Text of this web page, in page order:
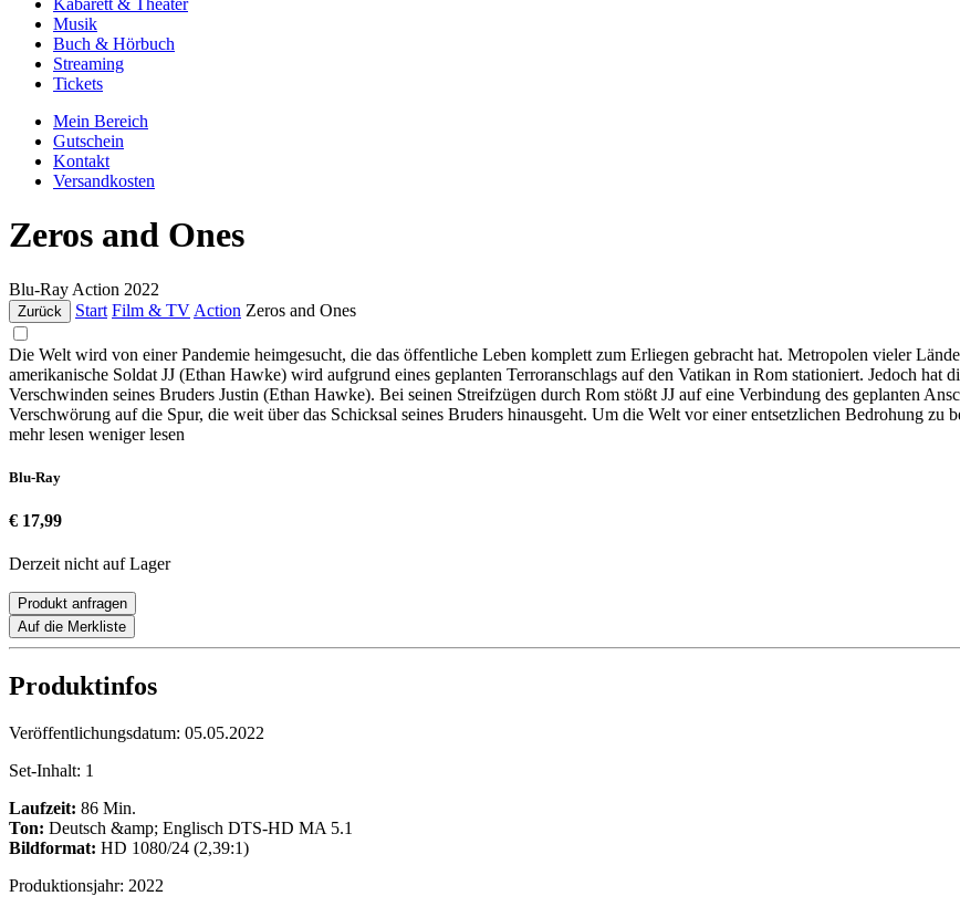
Kabarett & Theater
Musik
Buch & Hörbuch
Streaming
Tickets
Mein Bereich
Gutschein
Kontakt
Versandkosten
Zeros and Ones
Blu-Ray Action 2022
Zurück Start Film & TV Action Zeros and Ones
Die Welt wird von einer Pandemie heimgesucht, die das öffentliche Leben komplett zum Erliegen gebracht hat. Metropolen vieler
amerikanische Soldat JJ (Ethan Hawke) wird aufgrund eines geplanten Terroranschlags auf den Vatikan in Rom stationiert. Jedoch hat
Verschwinden seines Bruders Justin (Ethan Hawke). Bei seinen Streifzügen durch Rom stößt JJ auf eine Verbindung des geplanten
Verschwörung auf die Spur, die weit über das Schicksal seines Bruders hinausgeht. Um die Welt vor einer entsetzlichen Bedrohung zu
mehr lesen weniger lesen
Blu-Ray
€ 17,99
Derzeit nicht auf Lager
Produkt anfragen
Auf die Merkliste
Produktinfos
Veröffentlichungsdatum: 05.05.2022
Set-Inhalt: 1
Laufzeit: 86 Min.
Ton: Deutsch &amp; Englisch DTS-HD MA 5.1
Bildformat: HD 1080/24 (2,39:1)
Produktionsjahr: 2022